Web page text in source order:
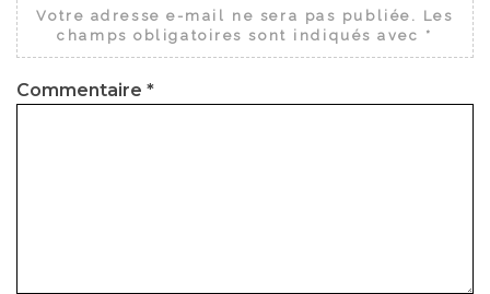
Votre adresse e-mail ne sera pas publiée.
Les
champs obligatoires sont indiqués avec *
Commentaire *